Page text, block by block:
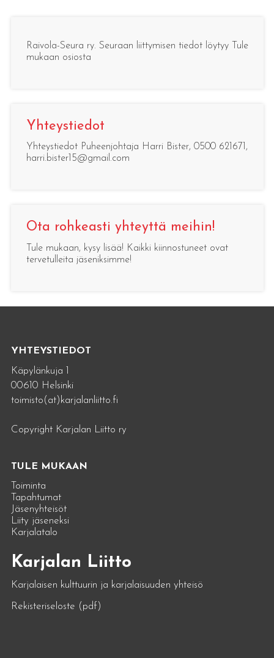
Raivola-Seura ry. Seuraan liittymisen tiedot löytyy Tule
mukaan osiosta
Yhteystiedot
Yhteystiedot Puheenjohtaja Harri Bister, 0500 621671,
harri.bister15@gmail.com
Ota rohkeasti yhteyttä meihin!
Tule mukaan, kysy lisää! Kaikki kiinnostuneet ovat
tervetulleita jäseniksimme!
YHTEYSTIEDOT
Käpylänkuja 1
00610 Helsinki
toimisto(at)karjalanliitto.fi
Copyright Karjalan Liitto ry
TULE MUKAAN
Toiminta
Tapahtumat
Jäsenyhteisöt
Liity jäseneksi
Karjalatalo
Karjalan Liitto
Karjalaisen kulttuurin ja karjalaisuuden yhteisö
Rekisteriseloste (pdf)